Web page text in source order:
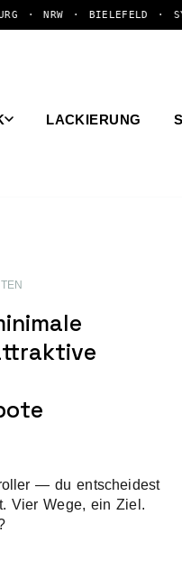
· BIELEFELD · SYLT
LACKIERUNG
— du entscheidest
Vier Wege, ein Ziel.